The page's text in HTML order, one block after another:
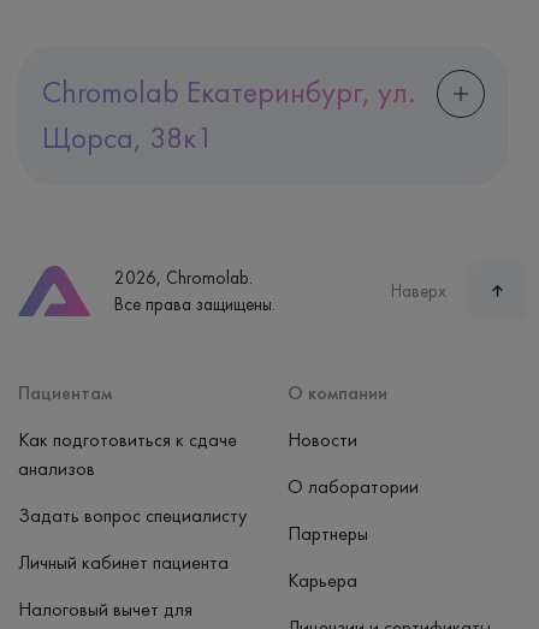
Chromolab Екатеринбург, ул.
Щорса, 38к1
Часы работы
пн-вс: 7:30-15:00
2026, Chromolab.
Все права защищены.
Наверх
Пациентам
Как подготовиться к сдаче
анализов
Задать вопрос специалисту
Личный кабинет пациента
Налоговый вычет для
О компании
Новости
О лаборатории
Партнеры
Карьера